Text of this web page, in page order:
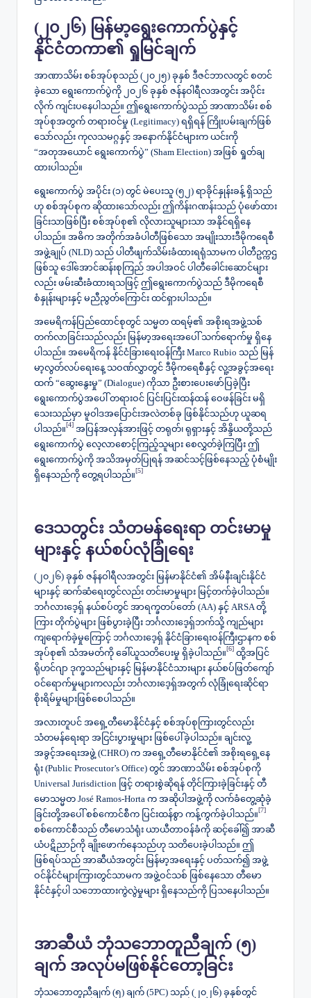
​(၂၀၂၆) မြန်မာ့ရွေးကောက်ပွဲနှင့်
နိုင်ငံတကာ၏ ရှုမြင်ချက်
​အာဏာသိမ်း စစ်အုပ်စုသည် (၂၀၂၅) ခုနှစ် ဒီဇင်ဘာလတွင် စတင်
ခဲ့သော ရွေးကောက်ပွဲကို ၂၀၂၆ ခုနှစ် ဇန်နဝါရီလအတွင်း အပိုင်း
လိုက် ကျင်းပနေပါသည်။ ဤရွေးကောက်ပွဲသည် အာဏာသိမ်း စစ်
အုပ်စုအတွက် တရားဝင်မှု (Legitimacy) ရရှိရန် ကြိုးပမ်းချက်ဖြစ်
သော်လည်း ကုလသမဂ္ဂနှင့် အနောက်နိုင်ငံများက ယင်းကို
“အတုအယောင် ရွေးကောက်ပွဲ” (Sham Election) အဖြစ် ရှုတ်ချ
ထားပါသည်။
ရွေးကောက်ပွဲ အပိုင်း (၁) တွင် မဲပေးသူ (၅၂) ရာခိုင်နှုန်းခန့် ရှိသည်
ဟု စစ်အုပ်စုက ဆိုထားသော်လည်း ဤကိန်းဂဏန်းသည် ပုံဖော်ထား
ခြင်းသာဖြစ်ပြီး စစ်အုပ်စု၏ လိုလားသူများသာ အနိုင်ရရှိနေ
ပါသည်။ အဓိက အတိုက်အခံပါတီဖြစ်သော အမျိုးသားဒီမိုကရေစီ
အဖွဲ့ချုပ် (NLD) သည် ပါတီဖျက်သိမ်းခံထားရရုံသာမက ပါတီဥက္ကဌ
ဖြစ်သူ ဒေါ်အောင်ဆန်းစုကြည် အပါအဝင် ပါတီခေါင်းဆောင်များ
လည်း ဖမ်းဆီးခံထားရသဖြင့် ဤရွေးကောက်ပွဲသည် ဒီမိုကရေစီ
စံနှုန်းများနှင့် မညီညွတ်ကြောင်း ထင်ရှားပါသည်။
​အမေရိကန်ပြည်ထောင်စုတွင် သမ္မတ ထရမ့်၏ အစိုးရအဖွဲ့သစ်
တက်လာခြင်းသည်လည်း မြန်မာ့အရေးအပေါ် သက်ရောက်မှု ရှိနေ
ပါသည်။ အမေရိကန် နိုင်ငံခြားရေးဝန်ကြီး Marco Rubio သည် မြန်
မာ့လွတ်လပ်ရေးနေ့ သဝဏ်လွှာတွင် ဒီမိုကရေစီနှင့် လူ့အခွင့်အရေး
ထက် “ဆွေးနွေးမှု” (Dialogue) ကိုသာ ဦးစားပေးဖော်ပြခဲ့ပြီး
ရွေးကောက်ပွဲအပေါ် တရားဝင် ပြင်းပြင်းထန်ထန် ဝေဖန်ခြင်း မရှိ
သေးသည်မှာ မူဝါဒအပြောင်းအလဲတစ်ခု ဖြစ်နိုင်သည်ဟု ယူဆရ
ပါသည်။[4] အပြန်အလှန်အားဖြင့် တရုတ်၊ ရုရှားနှင့် အိန္ဒိယတို့သည်
ရွေးကောက်ပွဲ လေ့လာစောင့်ကြည့်သူများ စေလွှတ်ခဲ့ကြပြီး ဤ
ရွေးကောက်ပွဲကို အသိအမှတ်ပြုရန် အဆင်သင့်ဖြစ်နေသည့် ပုံစံမျိုး
ရှိနေသည်ကို တွေ့ရပါသည်။[5]
​ဒေသတွင်း သံတမန်ရေးရာ တင်းမာမှု
များနှင့် နယ်စပ်လုံခြုံရေး
​(၂၀၂၆) ခုနှစ် ဇန်နဝါရီလအတွင်း မြန်မာနိုင်ငံ၏ အိမ်နီးချင်းနိုင်ငံ
များနှင့် ဆက်ဆံရေးတွင်လည်း တင်းမာမှုများ မြင့်တက်ခဲ့ပါသည်။
ဘင်္ဂလားဒေ့ရှ် နယ်စပ်တွင် အာရက္ခတပ်တော် (AA) နှင့် ARSA တို့
ကြား တိုက်ပွဲများ ဖြစ်ပွားခဲ့ပြီး ဘင်္ဂလားဒေ့ရှ်ဘက်သို့ ကျည်များ
ကျရောက်ခဲ့မှုကြောင့် ဘင်္ဂလားဒေ့ရှ် နိုင်ငံခြားရေးဝန်ကြီးဌာနက စစ်
အုပ်စု၏ သံအမတ်ကို ခေါ်ယူသတိပေးမှု ရှိခဲ့ပါသည်။[6] ထို့အပြင်
ရိုဟင်ဂျာ ဒုက္ခသည်များနှင့် မြန်မာနိုင်ငံသားများ နယ်စပ်ဖြတ်ကျော်
ဝင်ရောက်မှုများကလည်း ဘင်္ဂလားဒေ့ရှ်အတွက် လုံခြုံရေးဆိုင်ရာ
စိုးရိမ်မှုများဖြစ်စေပါသည်။
အလားတူပင် အရှေ့တီမောနိုင်ငံနှင့် စစ်အုပ်စုကြားတွင်လည်း
သံတမန်ရေးရာ အငြင်းပွားမှုများ ဖြစ်ပေါ်ခဲ့ပါသည်။ ချင်းလူ့
အခွင့်အရေးအဖွဲ့ (CHRO) က အရှေ့တီမောနိုင်ငံ၏ အစိုးရရှေ့နေ
ရုံး (Public Prosecutor’s Office) တွင် အာဏာသိမ်း စစ်အုပ်စုကို
Universal Jurisdiction ဖြင့် တရားစွဲဆိုရန် တိုင်ကြားခဲ့ခြင်းနှင့် တီ
မောသမ္မတ José Ramos-Horta က အဆိုပါအဖွဲ့ကို လက်ခံတွေ့ဆုံခဲ့
ခြင်းတို့အပေါ် စစ်ကောင်စီက ပြင်းထန်စွာ ကန့်ကွက်ခဲ့ပါသည်။[7]
စစ်ကောင်စီသည် တီမောသံရုံး ယာယီတာဝန်ခံကို ဆင့်ခေါ်၍ အာဆီ
ယံပဋိညာဉ်ကို ချိုးဖောက်နေသည်ဟု သတိပေးခဲ့ပါသည်။ ဤ
ဖြစ်ရပ်သည် အာဆီယံအတွင်း မြန်မာ့အရေးနှင့် ပတ်သက်၍ အဖွဲ့
ဝင်နိုင်ငံများကြားတွင်သာမက အဖွဲ့ဝင်သစ် ဖြစ်နေသော တီမော
နိုင်ငံနှင့်ပါ သဘောထားကွဲလွဲမှုများ ရှိနေသည်ကို ပြသနေပါသည်။
​အာဆီယံ ဘုံသဘောတူညီချက် (၅)
ချက် အလုပ်မဖြစ်နိုင်တော့ခြင်း
​ဘုံသဘောတူညီချက် (၅) ချက် (5PC) သည် (၂၀၂၆) ခုနှစ်တွင်